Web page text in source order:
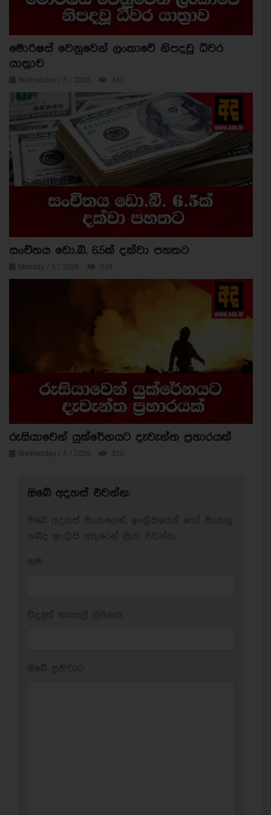
මොරිෂස් වෙනුවෙන් ලංකාවේ නිපදවූ ධීවර
යාත්‍රාව
Wednesday / 5 / 2026 342
සංචිතය ඩො.බි. 6.5ක් දක්වා පහතට
Monday / 3 / 2026 339
රුසියාවෙන් යුක්රේනයට දැවැන්ත ප්‍රහාරයක්
Wednesday / 5 / 2026 320
ඔබේ අදහස් එවන්න.